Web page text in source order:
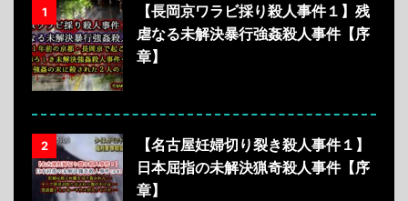
1
【長岡京ワラビ採り殺人事件１】残
虐なる未解決暴行強姦殺人事件【序
章】
2
【名古屋妊婦切り裂き殺人事件１】
日本屈指の未解決猟奇殺人事件【序
章】